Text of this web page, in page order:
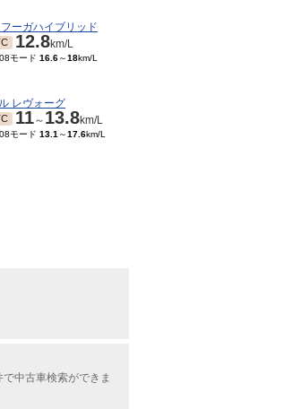
フーガハイブリッド
12.8km/L
モード 16.6～18km/L
レヴォーグ
11～ 13.8km/L
モード 13.1 ～17.6km/L
中古車検索ができま